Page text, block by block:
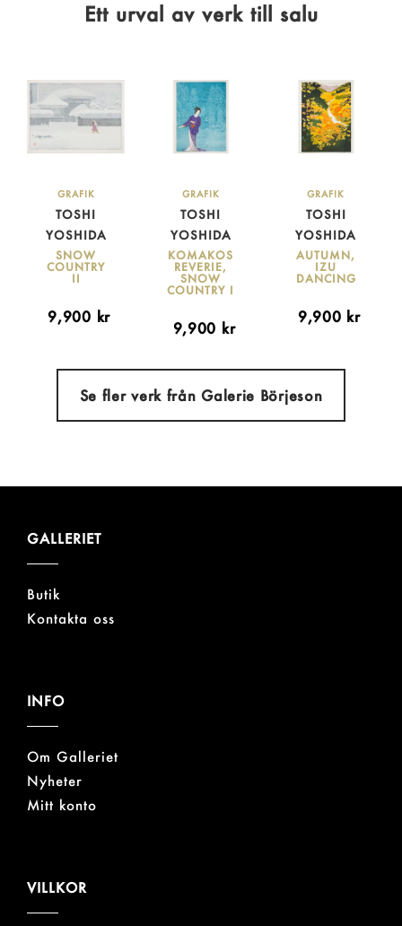
Ett urval av verk till salu
GRAFIK
TOSHI
YOSHIDA
SNOW
COUNTRY
II
9,900 kr
GRAFIK
TOSHI
YOSHIDA
KOMAKOS
REVERIE,
SNOW
COUNTRY I
9,900 kr
GRAFIK
TOSHI
YOSHIDA
AUTUMN,
IZU
DANCING
9,900 kr
Se fler verk från Galerie Börjeson
GALLERIET
Butik
Kontakta oss
INFO
Om Galleriet
Nyheter
Mitt konto
VILLKOR